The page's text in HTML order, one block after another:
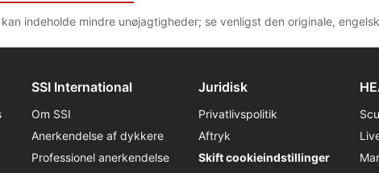
indeholde mindre unøjagtigheder; se venligst den originale,
SSI International
Om SSI
Anerkendelse af dykkere
Professionel anerkendelse
Juridisk
Privatlivspolitik
Aftryk
Skift cookieindstillinger